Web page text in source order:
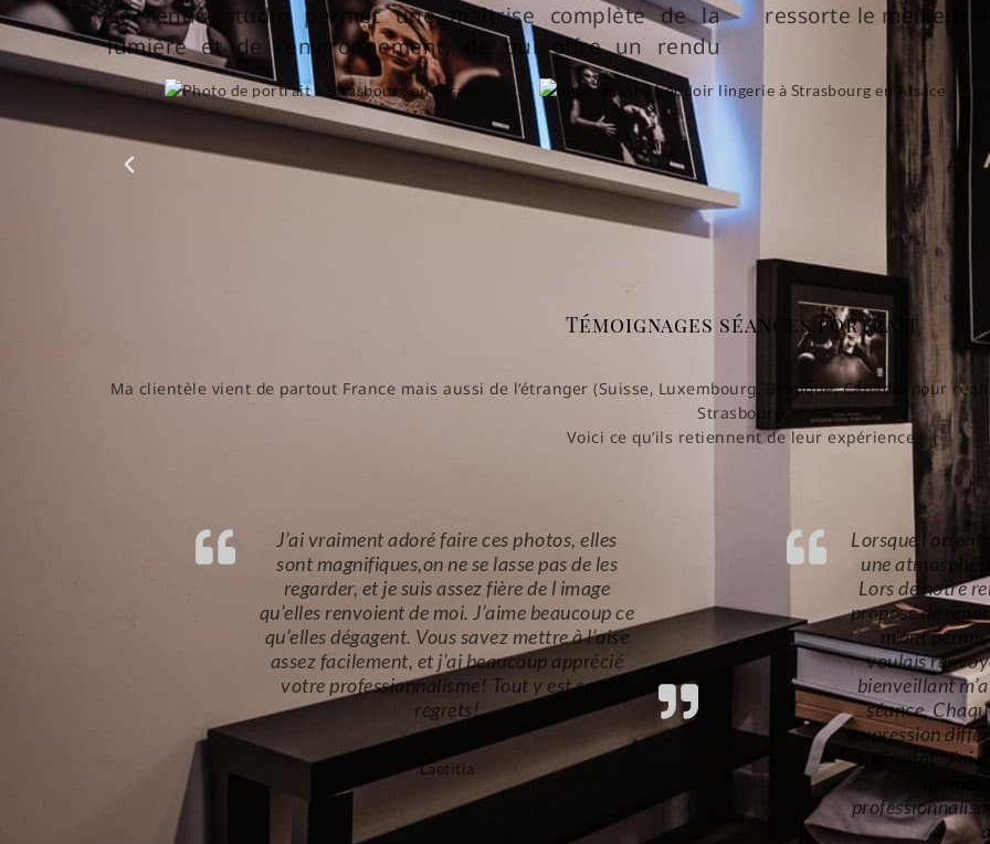
Le rendu studio permet une maîtrise complète de la
lumière et de l’environnement, de qui offre un rendu
ressorte le meilleur
Témoignages séances portrait
Ma clientèle vient de partout France mais aussi de l’étranger (Suisse, Luxembourg, Belgique, Canada) pour
Strasbourg.
Voici ce qu’ils retiennent de leur expérience.
Lorsque l’on entre dans son studio, on ressent
une atmosphère de bien être et de détende.
Lors de notre rencontre, Olivier m’a d’abord
proposé de répondre à quelques questions qui
m’ont permis de clarifier l’image que je
voulais renvoyer. Son œil professionnel et
bienveillant m’a mise à l’aise durant toute la
séance. Chaque portrait fait ressentir une
expression différente, je suis très contente du
résultat. J’ai vraiment passé un agréable
moment et merci pour votre
professionnalisme. Je recommande vivement
de…
Superbe
aussi bien